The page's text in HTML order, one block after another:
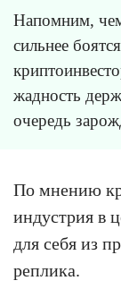
Напомним,
сильнее
жадность
очередь
По мнению
индустрия в
для себя из
реплика.